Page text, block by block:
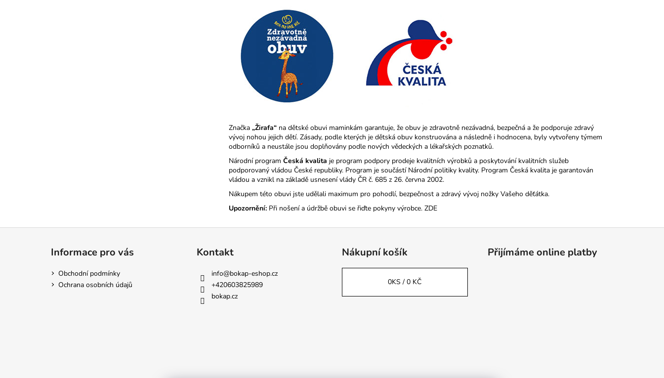
Značka „Žirafa“ na dětské obuvi maminkám garantuje, že obuv je zdravotně nezávadná, bezpečná a že podporuje zdravý
vývoj nohou jejich dětí. Zásady, podle kterých je dětská obuv konstruována a následně i hodnocena, byly vytvořeny týmem
odborníků a neustále jsou doplňovány podle nových vědeckých a lékařských poznatků.
Národní program Česká kvalita je program podpory prodeje kvalitních výrobků a poskytování kvalitních služeb
podporovaný vládou České republiky. Program je součástí Národní politiky kvality. Program Česká kvalita je garantován
vládou a vznikl na základě usnesení vlády ČR č. 685 z 26. června 2002.
Nákupem této obuvi jste udělali maximum pro pohodlí, bezpečnost a zdravý vývoj nožky Vašeho děťátka.
Upozornění: Při nošení a údržbě obuvi se řiďte pokyny výrobce. ZDE
Informace pro vás
Obchodní podmínky
Ochrana osobních údajů
Kontakt
info@bokap-eshop.cz
+420603825989
bokap.cz
Nákupní košík
0KS /0 KČ
Přijímáme online platby